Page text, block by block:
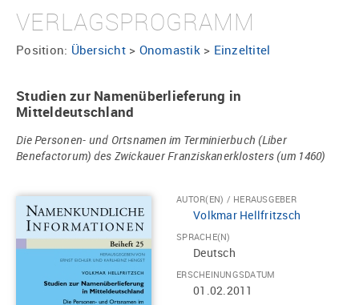
VERLAGSPROGRAMM
Position: Übersicht> Onomastik> Einzeltitel
Studien zur Namenüberlieferung in
Mitteldeutschland
Die Personen- und Ortsnamen im Terminierbuch (Liber
Benefactorum) des Zwickauer Franziskanerklosters (um 1460)
AUTOR(EN) / HERAUSGEBER
Volkmar Hellfritzsch
SPRACHE(N)
Deutsch
ERSCHEINUNGSDATUM
01.02.2011